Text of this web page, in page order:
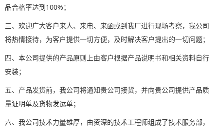
品合格率达到100%；
三、欢迎广大客户来人、来电、来函或到我厂进行现场考察，我公司
将热情接待，为客户提供一切方便，及时解决客户提出的一切问题；
四、本公司提供的产品原则上由客户根据产品说明书和相关资料自行
安装；
五、产品发货前，我公司将通知贵公司接货，并向贵公司提供产品质
量证明单及货物发运单；
六、我公司技术力量雄厚，由资深的技术工程师组成了技术服务部，